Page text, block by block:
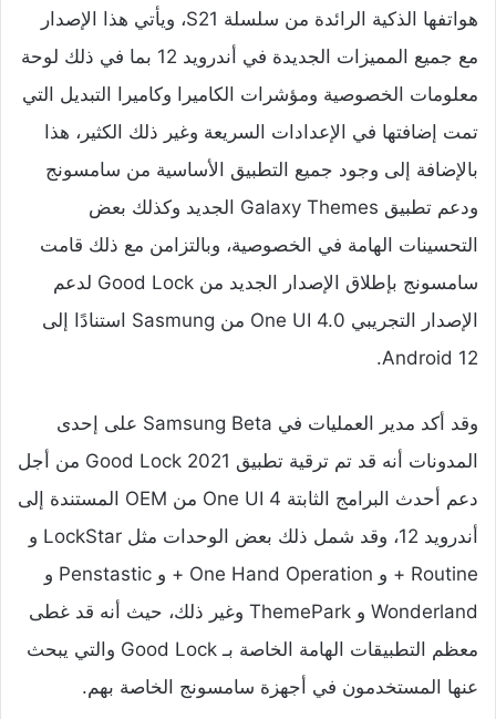
هواتفها الذكية الرائدة من سلسلة S21، ويأتي هذا الإصدار
مع جميع المميزات الجديدة في أندرويد 12 بما في ذلك لوحة
معلومات الخصوصية ومؤشرات الكاميرا وكاميرا التبديل التي
تمت إضافتها في الإعدادات السريعة وغير ذلك الكثير، هذا
بالإضافة إلى وجود جميع التطبيق الأساسية من سامسونج
ودعم تطبيق Galaxy Themes الجديد وكذلك بعض
التحسينات الهامة في الخصوصية، وبالتزامن مع ذلك قامت
سامسونج بإطلاق الإصدار الجديد من Good Lock لدعم
الإصدار التجريبي One UI 4.0 من Sasmung استنادًا إلى
Android 12.
وقد أكد مدير العمليات في Samsung Beta على إحدى
المدونات أنه قد تم ترقية تطبيق Good Lock 2021 من أجل
دعم أحدث البرامج الثابتة One UI 4 من OEM المستندة إلى
أندرويد 12، وقد شمل ذلك بعض الوحدات مثل LockStar و
Routine + و One Hand Operation + و Penstastic و
Wonderland و ThemePark وغير ذلك، حيث أنه قد غطى
معظم التطبيقات الهامة الخاصة بـ Good Lock والتي يبحث
عنها المستخدمون في أجهزة سامسونج الخاصة بهم.